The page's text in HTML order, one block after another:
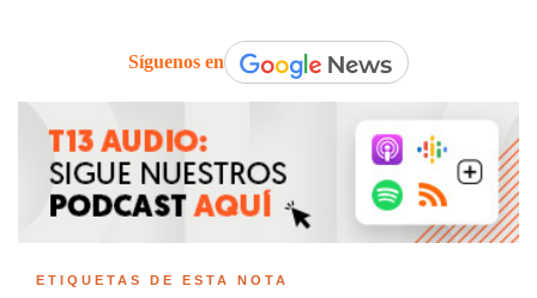
Síguenos en
ETIQUETAS DE ESTA NOTA